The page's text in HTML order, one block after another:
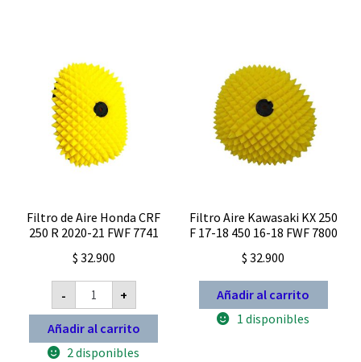
Filtro de Aire Honda CRF
250 R 2020-21 FWF 7741
$ 32.900
-
Filtro
Aire
Honda
CRF
250
+
Añadir al carrito
2 disponibles
Filtro Aire Kawasaki KX 250
F 17-18 450 16-18 FWF 7800
$ 32.900
Añadir al carrito
1 disponibles